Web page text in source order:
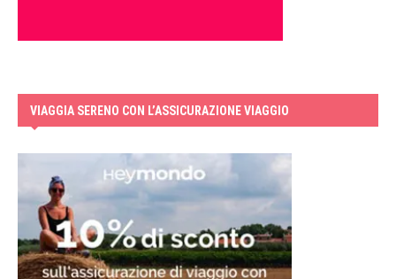
VIAGGIA SERENO CON L’ASSICURAZIONE VIAGGIO